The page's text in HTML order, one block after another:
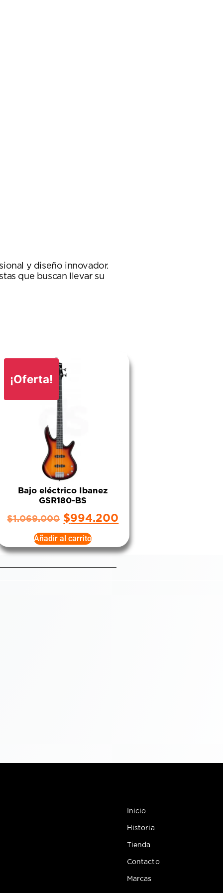
y diseño innovador.
que buscan llevar su
¡Oferta!
Bajo eléctrico Ibanez
GSR180-BS
$1.069.000 $994.200
Añadir al carrito
Inicio
Historia
Tienda
Contacto
Marcas